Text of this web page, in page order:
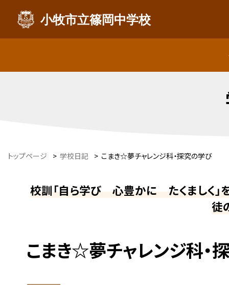
小牧市立篠岡中学校
トップページ > 学校日記 > こまき☆夢チャレンジ科・探究の学び
校訓「自ら学び 心豊かに たくましく」
徒
こまき☆夢チャレンジ科・